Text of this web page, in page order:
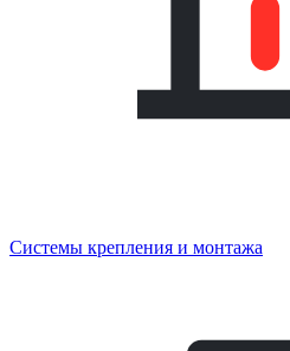
Системы крепления и монтажа